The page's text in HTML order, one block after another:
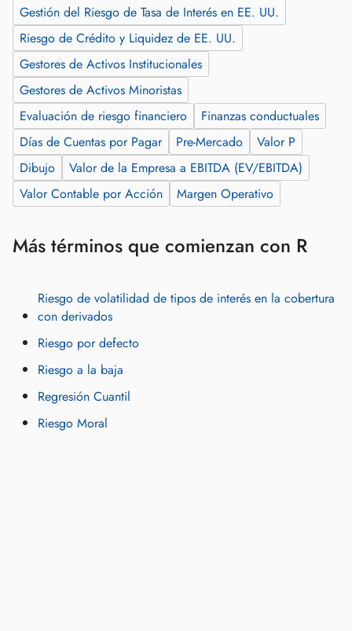
Gestión del Riesgo de Tasa de Interés en EE. UU.
Riesgo de Crédito y Liquidez de EE. UU.
Gestores de Activos Institucionales
Gestores de Activos Minoristas
Evaluación de riesgo financiero
Finanzas conductuales
Días de Cuentas por Pagar
Pre‑Mercado
Valor P
Dibujo
Valor de la Empresa a EBITDA (EV/EBITDA)
Valor Contable por Acción
Margen Operativo
Más términos que comienzan con R
Riesgo de volatilidad de tipos de interés en la cobertura
con derivados
Riesgo por defecto
Riesgo a la baja
Regresión Cuantil
Riesgo Moral